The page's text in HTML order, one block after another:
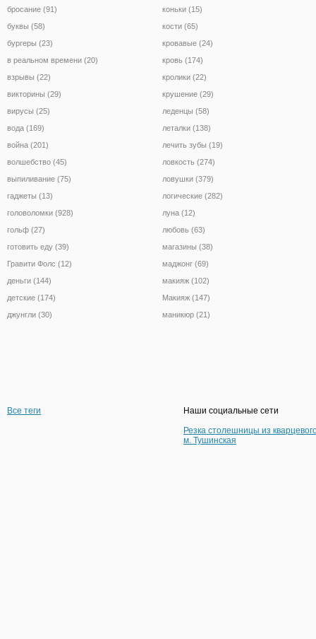
бросание (91)
буквы (58)
бургеры (23)
в реальном времени (20)
взрывы (22)
викторины (29)
вирусы (25)
вода (169)
война (201)
волшебство (45)
выпиливание (75)
гаджеты (13)
головоломки (928)
гольф (27)
готовить еду (39)
Гравити Фолс (12)
деньги (144)
детские (174)
джунгли (30)
коньки (15)
кости (65)
кровавые (24)
кровь (174)
кролики (22)
крушение (29)
леденцы (58)
леталки (138)
лечить зубы (19)
ловкость (274)
ловушки (379)
логические (282)
луна (12)
любовь (63)
магазины (38)
маджонг (69)
макияж (102)
Макияж (147)
маникюр (21)
Все теги
Наши социальные сети
Резка столешницы из
м. Тушинская